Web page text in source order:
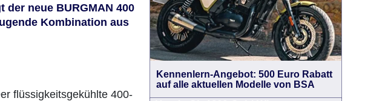
neue BURGMAN 400
Kombination aus
flüssigkeitsgekühlte 400-
Kennenlern-Angebot: 500 Euro Rabatt
auf alle aktuellen Modelle von BSA